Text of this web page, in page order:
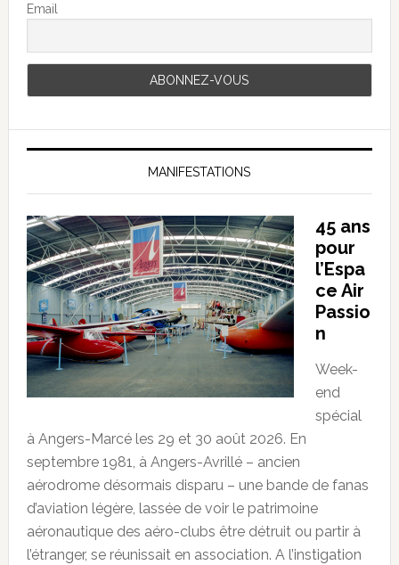
Email
MANIFESTATIONS
45 ans
pour
l’Espa
ce Air
Passio
n
Week-
end
spécial
à Angers-Marcé les 29 et 30 août 2026. En
septembre 1981, à Angers-Avrillé – ancien
aérodrome désormais disparu – une bande de fanas
d’aviation légère, lassée de voir le patrimoine
aéronautique des aéro-clubs être détruit ou partir à
l’étranger, se réunissait en association. A l’instigation